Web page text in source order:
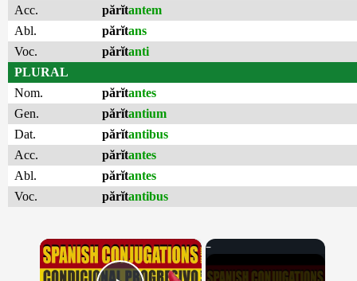
Acc.
părĭtantem
Abl.
părĭtans
Voc.
părĭtanti
PLURAL
Nom.
părĭtantes
Gen.
părĭtantium
Dat.
părĭtantibus
Acc.
părĭtantes
Abl.
părĭtantes
Voc.
părĭtantibus
×